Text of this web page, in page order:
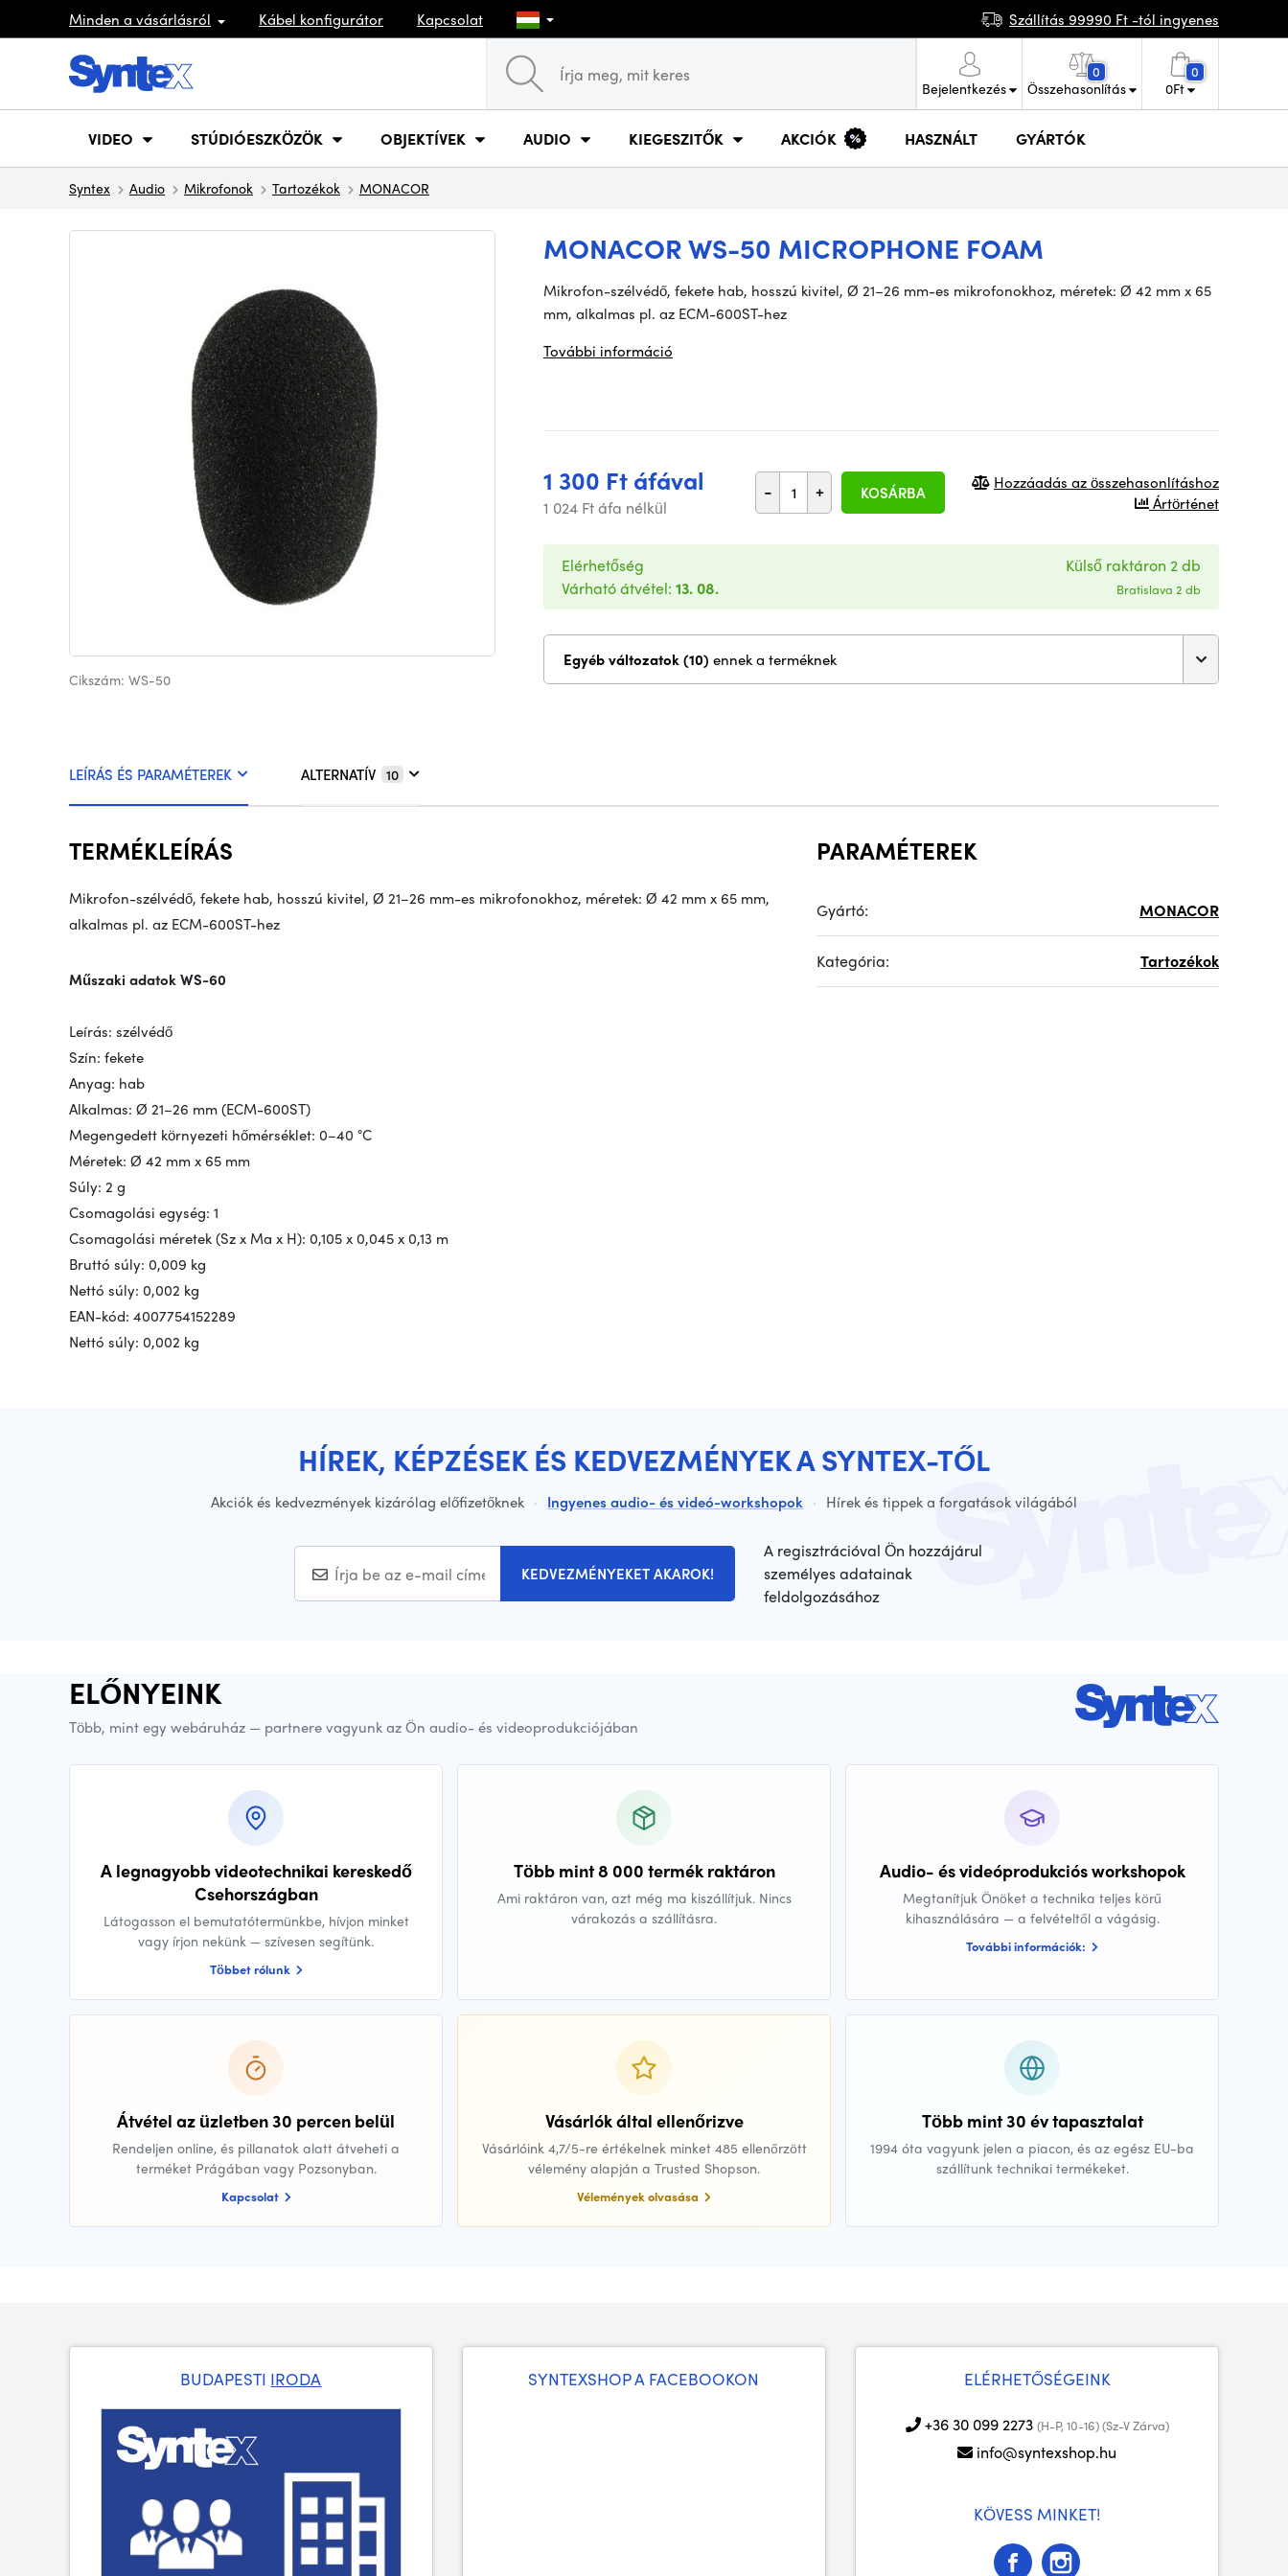
Minden a vásárlásról Kábel konfigurátor Kapcsolat Szállítás 99990 Ft -tól ingyenes
Bejelentkezés
0
Összehasonlítás
0
0Ft
VIDEO STÚDIÓESZKÖZÖK OBJEKTÍVEK AUDIO KIEGESZITŐK AKCIÓK HASZNÁLT GYÁRTÓK
Syntex Audio Mikrofonok Tartozékok MONACOR
MONACOR WS-50 MICROPHONE FOAM
Cikszám: WS-50
Mikrofon-szélvédő, fekete hab, hosszú kivitel, Ø 21–26 mm-es mikrofonokhoz, méretek: Ø 42 mm x 65
mm, alkalmas pl. az ECM-600ST-hez
További információ
1 300 Ft áfával
1 024 Ft áfa nélkül
- + KOSÁRBA
Hozzáadás az összehasonlításhoz
Ártörténet
Elérhetőség
Várható átvétel: 13. 08.
Külső raktáron 2 db
Bratislava 2 db
Egyéb változatok (10) ennek a terméknek
LEÍRÁS ÉS PARAMÉTEREK ALTERNATÍV 10
TERMÉKLEÍRÁS
Mikrofon-szélvédő, fekete hab, hosszú kivitel, Ø 21–26 mm-es mikrofonokhoz, méretek: Ø 42 mm x 65 mm,
alkalmas pl. az ECM-600ST-hez
Műszaki adatok WS-60
Leírás: szélvédő
Szín: fekete
Anyag: hab
Alkalmas: Ø 21–26 mm (ECM-600ST)
Megengedett környezeti hőmérséklet: 0–40 °C
Méretek: Ø 42 mm x 65 mm
Súly: 2 g
Csomagolási egység: 1
Csomagolási méretek (Sz x Ma x H): 0,105 x 0,045 x 0,13 m
Bruttó súly: 0,009 kg
Nettó súly: 0,002 kg
EAN-kód: 4007754152289
Nettó súly: 0,002 kg
PARAMÉTEREK
Gyártó: MONACOR
Kategória: Tartozékok
HÍREK, KÉPZÉSEK ÉS KEDVEZMÉNYEK A SYNTEX-TŐL
Akciók és kedvezmények kizárólag előfizetőknek · Ingyenes audio- és videó-workshopok · Hírek és tippek a forgatások világából
KEDVEZMÉNYEKET AKAROK!
A regisztrációval Ön hozzájárul
személyes adatainak
feldolgozásához
ELŐNYEINK
Több, mint egy webáruház — partnere vagyunk az Ön audio- és videoprodukciójában
A legnagyobb videotechnikai kereskedő
Csehországban
Látogasson el bemutatótermünkbe, hívjon minket
vagy írjon nekünk — szívesen segítünk.
Többet rólunk
Több mint 8 000 termék raktáron
Ami raktáron van, azt még ma kiszállítjuk. Nincs
várakozás a szállításra.
Audio- és videóprodukciós workshopok
Megtanítjuk Önöket a technika teljes körű
kihasználására — a felvételtől a vágásig.
További információk:
Átvétel az üzletben 30 percen belül
Rendeljen online, és pillanatok alatt átveheti a
terméket Prágában vagy Pozsonyban.
Kapcsolat
Vásárlók által ellenőrizve
Vásárlóink 4,7/5-re értékelnek minket 485 ellenőrzött
vélemény alapján a Trusted Shopson.
Vélemények olvasása
Több mint 30 év tapasztalat
1994 óta vagyunk jelen a piacon, és az egész EU-ba
szállítunk technikai termékeket.
BUDAPESTI IRODA SYNTEXSHOP A FACEBOOKON ELÉRHETŐSÉGEINK
+36 30 099 2273 (H-P, 10-16) (Sz-V Zárva)
info@syntexshop.hu
KÖVESS MINKET!